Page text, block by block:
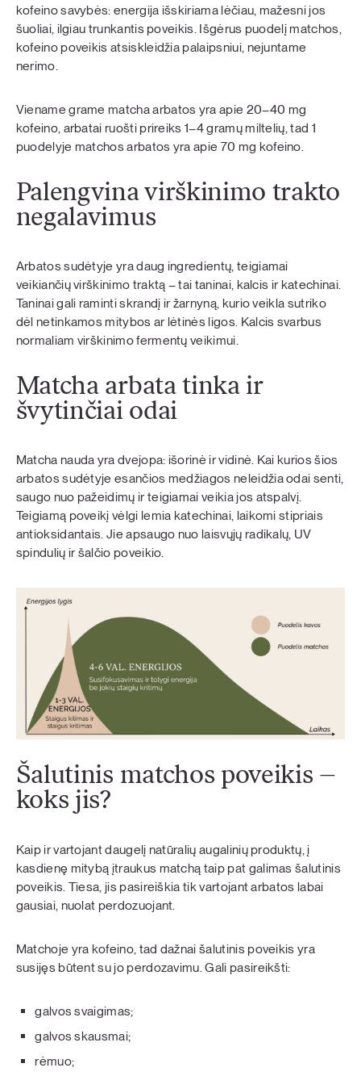
kofeino savybės: energija išskiriama lėčiau, mažesni jos
šuoliai, ilgiau trunkantis poveikis. Išgėrus puodelį matchos,
kofeino poveikis atsiskleidžia palaipsniui, nejuntame
nerimo.
Viename grame matcha arbatos yra apie 20–40 mg
kofeino, arbatai ruošti prireiks 1–4 gramų miltelių, tad 1
puodelyje matchos arbatos yra apie 70 mg kofeino.
Palengvina virškinimo trakto
negalavimus
Arbatos sudėtyje yra daug ingredientų, teigiamai
veikiančių virškinimo traktą – tai taninai, kalcis ir katechinai.
Taninai gali raminti skrandį ir žarnyną, kurio veikla sutriko
dėl netinkamos mitybos ar lėtinės ligos. Kalcis svarbus
normaliam virškinimo fermentų veikimui.
Matcha arbata tinka ir
švytinčiai odai
Matcha nauda yra dvejopa: išorinė ir vidinė. Kai kurios šios
arbatos sudėtyje esančios medžiagos neleidžia odai senti,
saugo nuo pažeidimų ir teigiamai veikia jos atspalvį.
Teigiamą poveikį vėlgi lemia katechinai, laikomi stipriais
antioksidantais. Jie apsaugo nuo laisvųjų radikalų, UV
spindulių ir šalčio poveikio.
Šalutinis matchos poveikis –
koks jis?
Kaip ir vartojant daugelį natūralių augalinių produktų, į
kasdienę mitybą įtraukus matchą taip pat galimas šalutinis
poveikis. Tiesa, jis pasireiškia tik vartojant arbatos labai
gausiai, nuolat perdozuojant.
Matchoje yra kofeino, tad dažnai šalutinis poveikis yra
susijęs būtent su jo perdozavimu. Gali pasireikšti:
galvos svaigimas;
galvos skausmai;
rėmuo;